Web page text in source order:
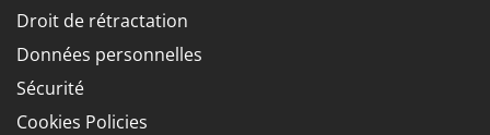
Droit de rétractation
Données personnelles
Sécurité
Cookies Policies